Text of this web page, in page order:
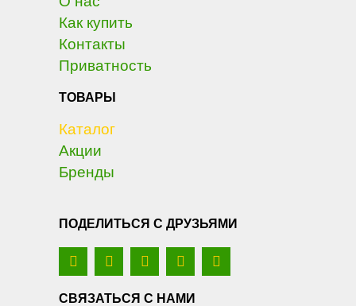
Как купить
Контакты
Приватность
ТОВАРЫ
Каталог
Акции
Бренды
ПОДЕЛИТЬСЯ С ДРУЗЬЯМИ
СВЯЗАТЬСЯ С НАМИ